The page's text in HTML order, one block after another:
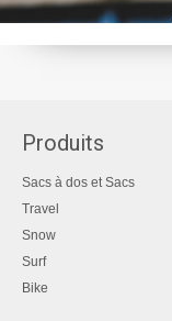
Produits
Sacs à dos et Sacs
Travel
Snow
Surf
Bike